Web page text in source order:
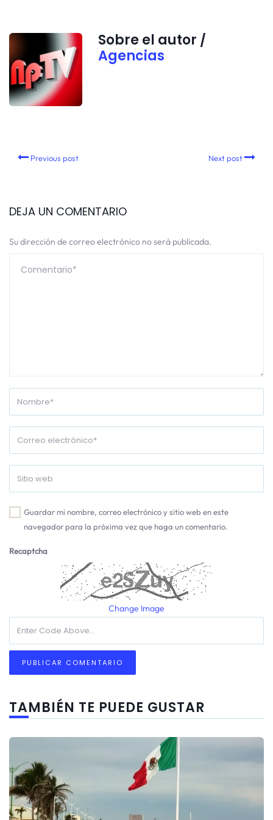
Sobre el autor /
Agencias
Previous post Next post
DEJA UN COMENTARIO
Su dirección de correo electrónico no será publicada.
Guardar mi nombre, correo electrónico y sitio web en este
navegador para la próxima vez que haga un comentario.
Recaptcha
Change Image
TAMBIÉN TE PUEDE GUSTAR